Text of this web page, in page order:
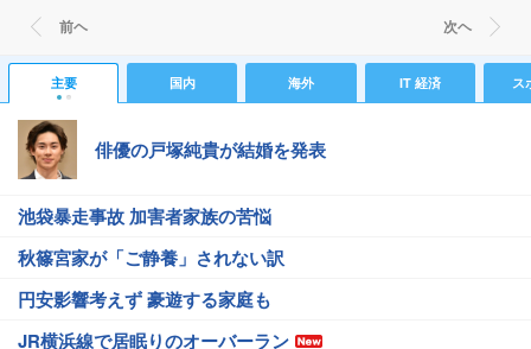
前ヘ 次ヘ
主要 国内 海外 IT 経済 ス
俳優の戸塚純貴が結婚を発表
池袋暴走事故 加害者家族の苦悩
秋篠宮家が「ご静養」されない訳
円安影響考えず 豪遊する家庭も
JR横浜線で居眠りのオーバーラン